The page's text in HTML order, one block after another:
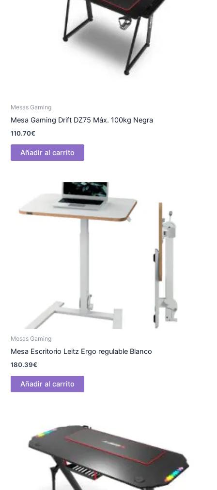
Mesas Gaming
Mesa Gaming Drift DZ75 Máx. 100kg Negra
110.70€
Añadir al carrito
Mesas Gaming
Mesa Escritorio Leitz Ergo regulable Blanco
180.39€
Añadir al carrito